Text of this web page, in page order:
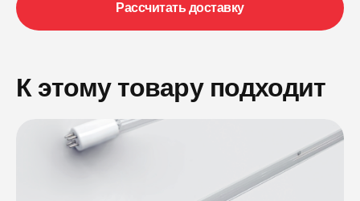
Рассчитать доставку
К этому товару подходит